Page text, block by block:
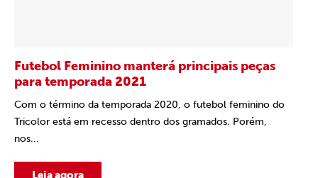
Futebol Feminino manterá principais peças
para temporada 2021
Com o término da temporada 2020, o futebol feminino do
Tricolor está em recesso dentro dos gramados. Porém,
nos...
Leia agora